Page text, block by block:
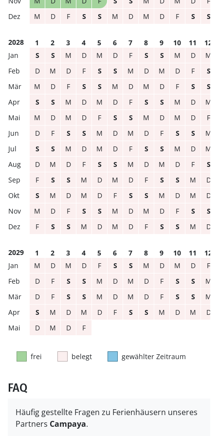
M
D F S S M D M D F S S
2028 1 2 3 4 5 6 7 8 9 10 11
12
S
S M D M D F S S M D
M
D
M D F S S M D M D F
S
M
D F S S M D M D F S
S
S
S M D M D F S S M D
M
M
D M D F S S M D M D
F
D
F S S M D M D F S S
M
S
S M D M D F S S M D
M
D
M D F S S M D M D F
S
F
S S M D M D F S S M
D
S
M D M D F S S M D M
D
M
D F S S M D M D F S
S
F
S S M D M D F S S M D
2029 1 2 3 4 5 6 7 8 9 10 11
12
M
D M D F S S M D M D
F
D
F S S M D M D F S S
M
D
F S S M D M D F S S
M
S
M D M D F S S M D M
D
D
M D F
frei belegt gewählter Zeitraum
FAQ
Häufig gestellte Fragen zu Ferienhäusern unseres
Partners Campaya.